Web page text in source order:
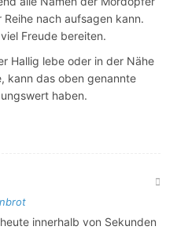
Reihe nach aufsagen kann.
Freude bereiten.
Hallig lebe oder in der Nähe
kann das oben genannte
haben.
innerhalb von Sekunden